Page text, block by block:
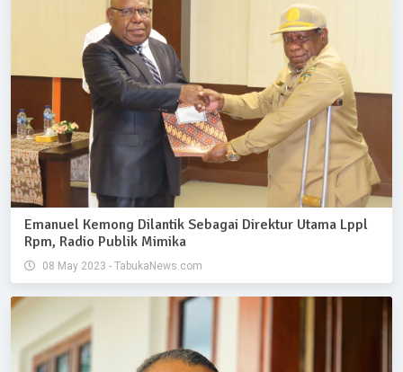
Emanuel Kemong Dilantik Sebagai Direktur Utama Lppl
Rpm, Radio Publik Mimika
08 May 2023 - TabukaNews.com